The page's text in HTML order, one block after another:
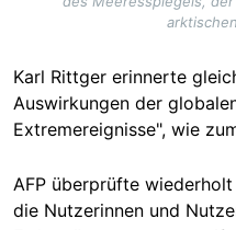
Karl Rittger erinnerte
Auswirkungen der
Extremereignisse", wie
AFP überprüfte
die Nutzerinnen und